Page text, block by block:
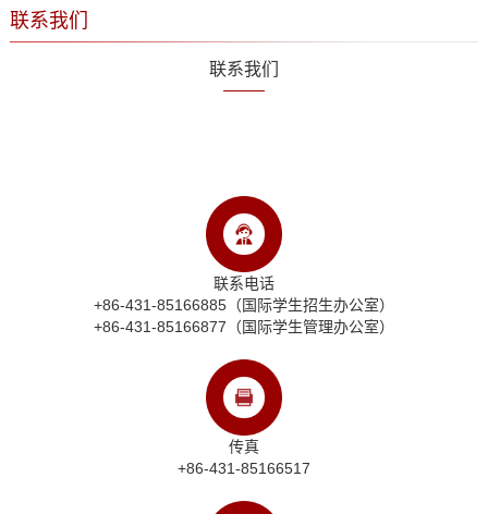
联系我们
联系我们
联系电话
+86-431-85166885（国际学生招生办公室）
+86-431-85166877（国际学生管理办公室）
传真
+86-431-85166517